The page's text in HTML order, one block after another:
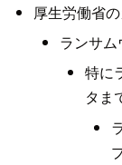
厚生労働省
ランサ
特に
タま